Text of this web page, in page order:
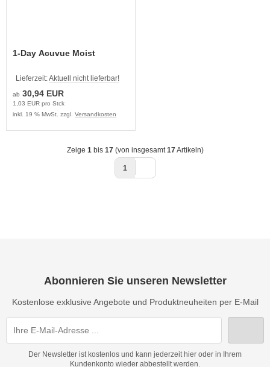
1-Day Acuvue Moist
Lieferzeit:Aktuell nicht lieferbar!
ab 30,94 EUR
1,03 EUR pro Stck
inkl. 19 % MwSt. zzgl. Versandkosten
Zeige 1 bis 17(von insgesamt 17Artikeln)
1
Abonnieren Sie unseren Newsletter
Kostenlose exklusive Angebote und Produktneuheiten per E-Mail
Der Newsletter ist kostenlos und kann jederzeit hier oder in Ihrem
Kundenkonto wieder abbestellt werden.